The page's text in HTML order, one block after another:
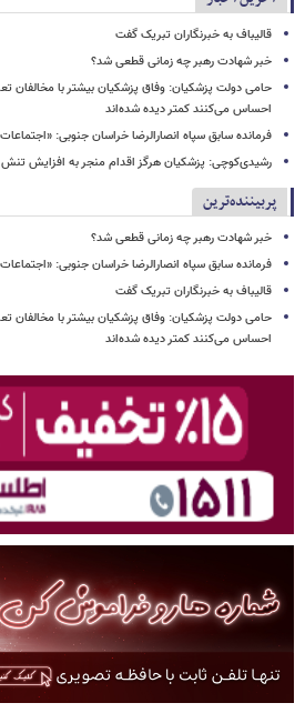
قالیباف به خبرنگاران تبریک گفت
خبر شهادت رهبر چه زمانی قطعی شد؟
حامی دولت پزشکیان: وفاق پزشکیان بیشتر با مخالفان
احساس می‌کنند کمتر دیده شده‌اند
فرمانده سابق سپاه انصارالرضا خراسان جنوبی:
رشیدی‌کوچی: پزشکیان هرگز اقدام منجر به افزایش تنش
پربیننده‌ترین
خبر شهادت رهبر چه زمانی قطعی شد؟
فرمانده سابق سپاه انصارالرضا خراسان جنوبی:
قالیباف به خبرنگاران تبریک گفت
حامی دولت پزشکیان: وفاق پزشکیان بیشتر با مخالفان
احساس می‌کنند کمتر دیده شده‌اند